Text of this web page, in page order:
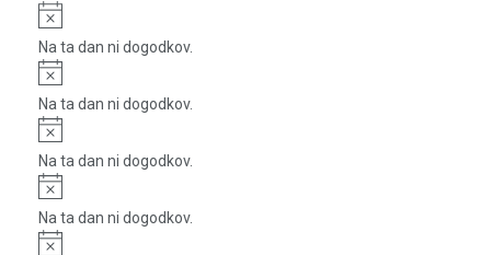
Notice
Na ta dan ni dogodkov.
Notice
Na ta dan ni dogodkov.
Notice
Na ta dan ni dogodkov.
Notice
Na ta dan ni dogodkov.
Notice